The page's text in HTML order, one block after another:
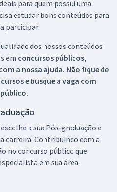
para quem possui uma
estudar bons conteúdos para
participar.
dos nossos conteúdos:
em concursos públicos,
com a nossa ajuda. Não fique de
e busque a vaga com
a sua Pós-graduação e
carreira. Contribuindo com a
no concurso público que
em sua área.